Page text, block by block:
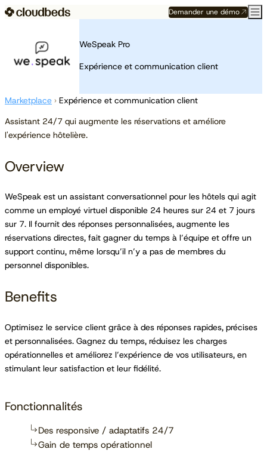
Demander une démo
WeSpeak Pro
Expérience et communication client
Marketplace › Expérience et communication client
Assistant 24/7 qui augmente les réservations et améliore
l'expérience hôtelière.
Overview
WeSpeak est un assistant conversationnel pour les hôtels qui agit
comme un employé virtuel disponible 24 heures sur 24 et 7 jours
sur 7. Il fournit des réponses personnalisées, augmente les
réservations directes, fait gagner du temps à l’équipe et offre un
support continu, même lorsqu’il n’y a pas de membres du
personnel disponibles.
Benefits
Optimisez le service client grâce à des réponses rapides, précises
et personnalisées. Gagnez du temps, réduisez les charges
opérationnelles et améliorez l’expérience de vos utilisateurs, en
stimulant leur satisfaction et leur fidélité.
Fonctionnalités
Des responsive / adaptatifs 24/7
Gain de temps opérationnel